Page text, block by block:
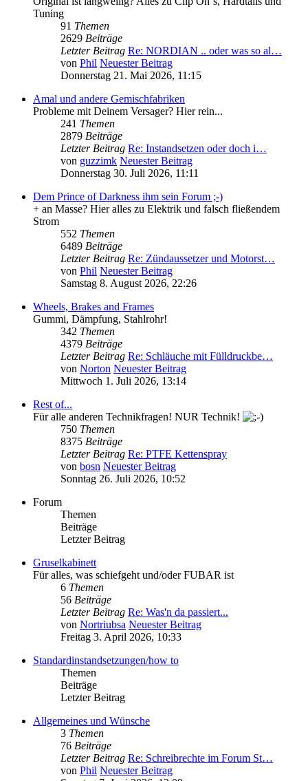
Tuning
91 Themen
2629 Beiträge
Letzter Beitrag Re: NORDIAN .. oder was so al…
von Phil Neuester Beitrag
Donnerstag 21. Mai 2026, 11:15
Amal und andere Gemischfabriken
Probleme mit Deinem Versager? Hier rein...
241 Themen
2879 Beiträge
Letzter Beitrag Re: Instandsetzen oder doch i…
von guzzimk Neuester Beitrag
Donnerstag 30. Juli 2026, 11:11
Dem Prince of Darkness ihm sein Forum ;-)
+ an Masse? Hier alles zu Elektrik und falsch fließendem
Strom
552 Themen
6489 Beiträge
Letzter Beitrag Re: Zündaussetzer und Motorst…
von Phil Neuester Beitrag
Samstag 8. August 2026, 22:26
Wheels, Brakes and Frames
Gummi, Dämpfung, Stahlrohr!
342 Themen
4379 Beiträge
Letzter Beitrag Re: Schläuche mit Fülldruckbe…
von Norton Neuester Beitrag
Mittwoch 1. Juli 2026, 13:14
Rest of...
Für alle anderen Technikfragen! NUR Technik!
750 Themen
8375 Beiträge
Letzter Beitrag Re: PTFE Kettenspray
von bosn Neuester Beitrag
Sonntag 26. Juli 2026, 10:52
Forum
Themen
Beiträge
Letzter Beitrag
Gruselkabinett
Für alles, was schiefgeht und/oder FUBAR ist
6 Themen
56 Beiträge
Letzter Beitrag Re: Was'n da passiert...
von Nortriubsa Neuester Beitrag
Freitag 3. April 2026, 10:33
Standardinstandsetzungen/how to
Themen
Beiträge
Letzter Beitrag
Allgemeines und Wünsche
3 Themen
76 Beiträge
Letzter Beitrag Re: Schreibrechte im Forum St…
von Phil Neuester Beitrag